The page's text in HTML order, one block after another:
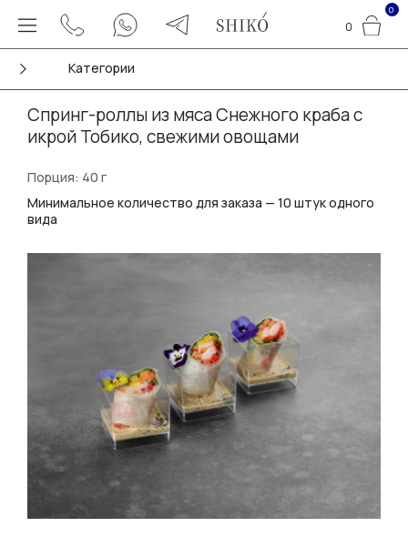
0
0
Категории
Спринг-роллы из мяса Снежного краба с
икрой Тобико, свежими овощами
Порция: 40 г
Минимальное количество для заказа — 10 штук одного
вида